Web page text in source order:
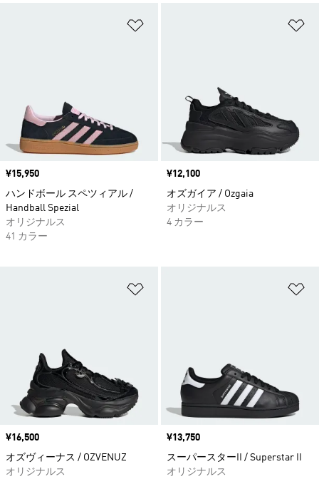
価格
¥15,950
ハンドボール スペツィアル /
Handball Spezial
オリジナルス
41 カラー
価格
¥12,100
オズガイア / Ozgaia
オリジナルス
4 カラー
価格
¥16,500
オズヴィーナス / OZVENUZ
オリジナルス
価格
¥13,750
スーパースターII / Superstar II
オリジナルス